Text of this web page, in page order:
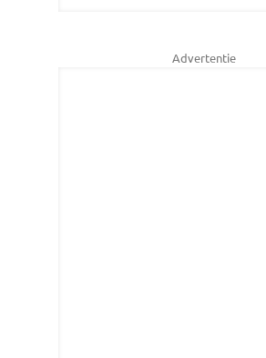
Advertentie